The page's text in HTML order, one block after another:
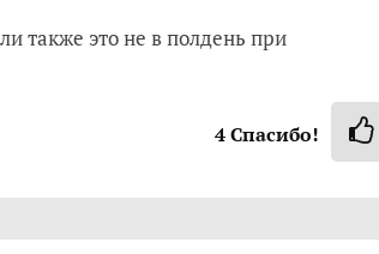
также это не в полдень при
4Спасибо!